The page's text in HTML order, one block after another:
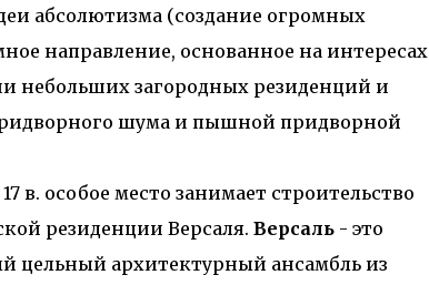
абсолютизма (создание огромных
направление, основанное на интересах
небольших загородных резиденций и
шума и пышной придворной
в. особое место занимает строительство
резиденции Версаля. Версаль- это
цельный архитектурный ансамбль из